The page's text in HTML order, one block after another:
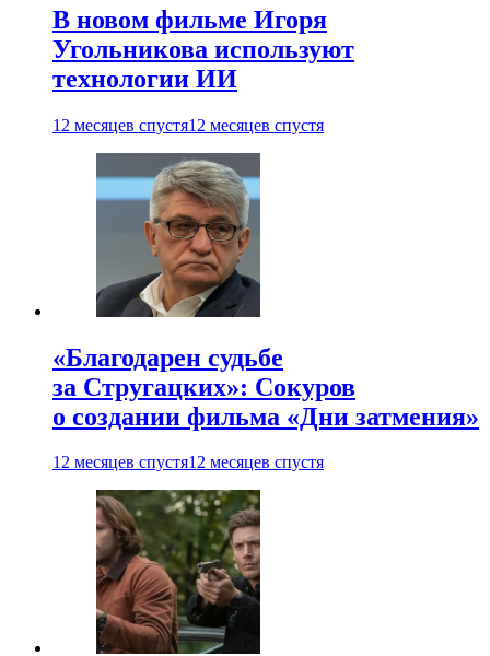
В новом фильме Игоря
Угольникова используют
технологии ИИ
12 месяцев спустя12 месяцев спустя
«Благодарен судьбе
за Стругацких»: Сокуров
о создании фильма «Дни затмения»
12 месяцев спустя12 месяцев спустя